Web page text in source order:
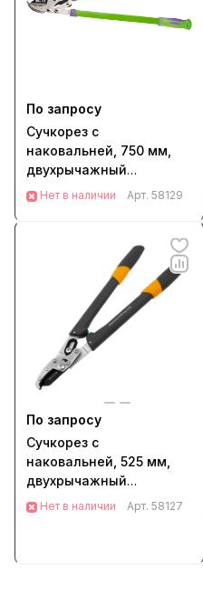
По запросу
Сучкорез с
наковальней, 750 мм,
двухрычажный
механизм,
Нет в наличии Арт. 58129
По запросу
Сучкорез с
наковальней, 525 мм,
двухрычажный
механизм, нейлоновые
Нет в наличии Арт. 58127